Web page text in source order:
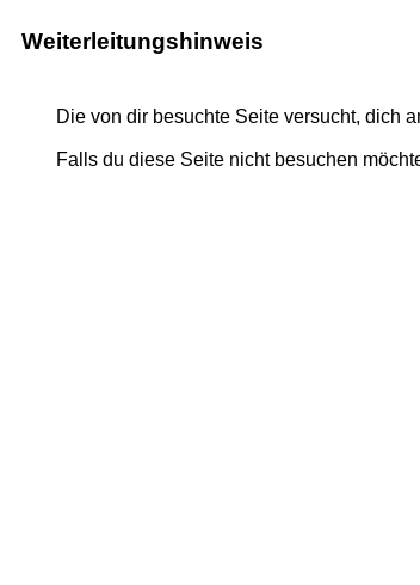
Weiterleitungshinweis
Die von dir besuchte Seite versucht, dich
Falls du diese Seite nicht besuchen